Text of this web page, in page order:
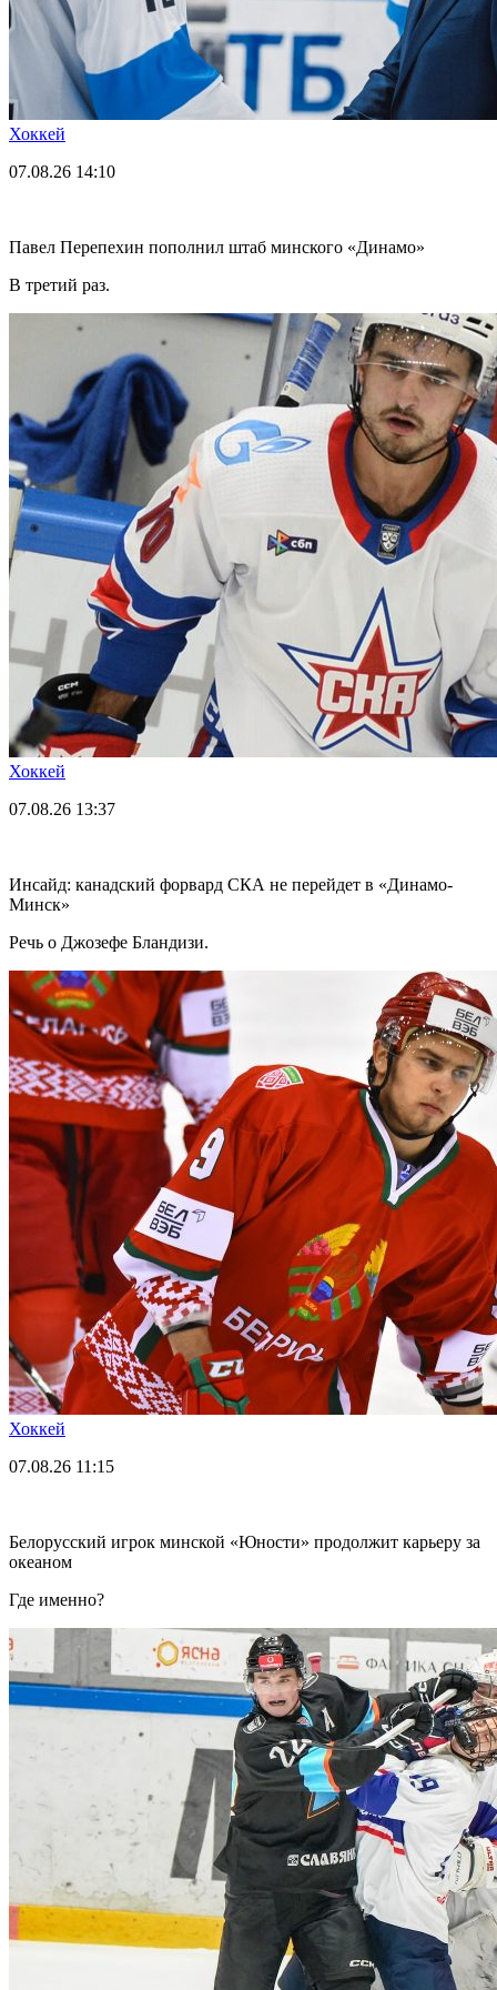
Хоккей
07.08.26 14:10
Павел Перепехин пополнил штаб минского «Динамо»
В третий раз.
Хоккей
07.08.26 13:37
Инсайд: канадский форвард СКА не перейдет в «Динамо-
Минск»
Речь о Джозефе Бландизи.
Хоккей
07.08.26 11:15
Белорусский игрок минской «Юности» продолжит карьеру за
океаном
Где именно?